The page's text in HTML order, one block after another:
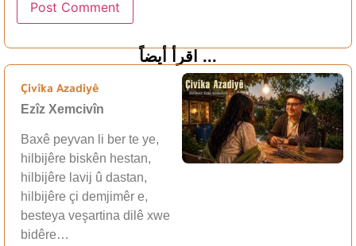
اقرأ أيضاً ...
Çivîka Azadiyê
Ezîz Xemcivîn
Baxê peyvan li ber te ye,
hilbijêre biskên hestan,
hilbijêre lavij û dastan,
hilbijêre çi demjimêr e,
besteya veşartina dilê xwe
bidêre…